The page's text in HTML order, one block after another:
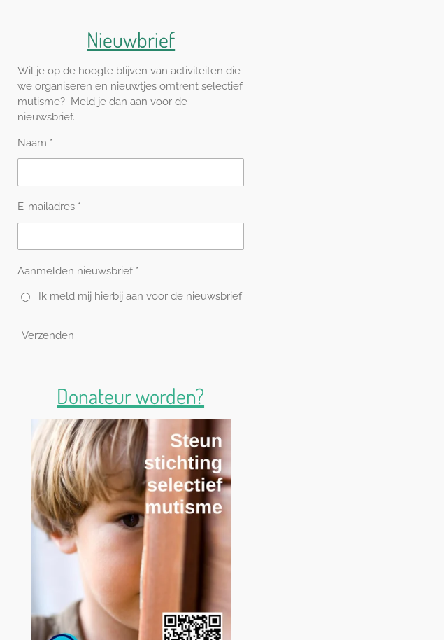
Nieuwbrief
Wil je op de hoogte blijven van activiteiten die
we organiseren en nieuwtjes omtrent selectief
mutisme? Meld je dan aan voor de
nieuwsbrief.
Naam *
E-mailadres *
Aanmelden nieuwsbrief *
Ik meld mij hierbij aan voor de nieuwsbrief
Verzenden
Donateur worden?